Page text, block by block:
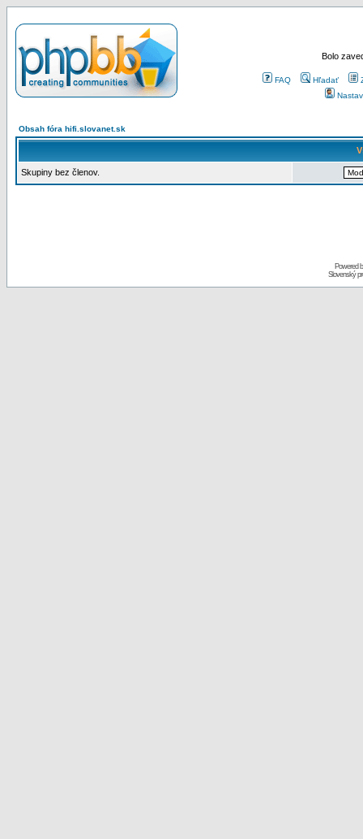
Bolo
FAQ Hľadať
Obsah fóra hifi.slovanet.sk
Skupiny bez členov.
Powered
Slovenský